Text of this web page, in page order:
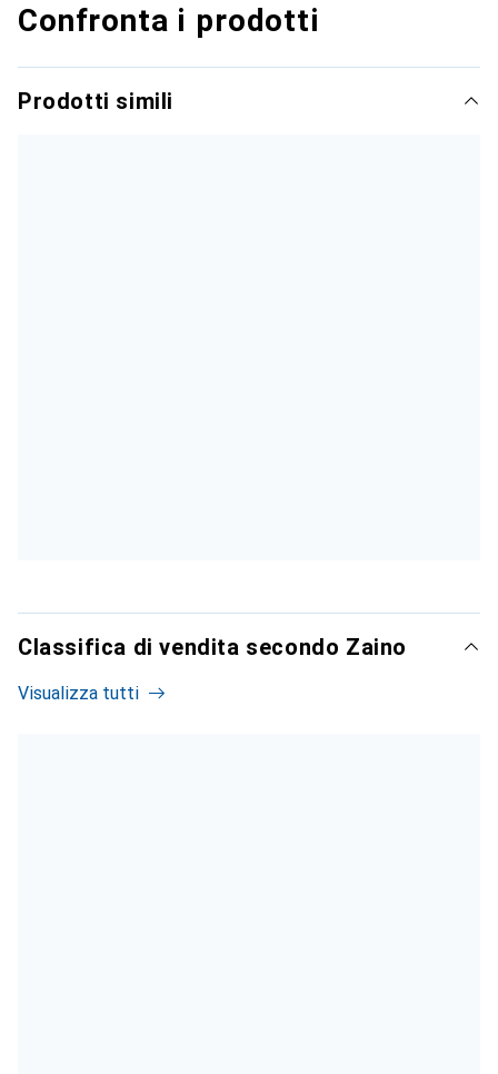
Confronta i prodotti
Prodotti simili
Classifica di vendita secondo Zaino
Visualizza tutti